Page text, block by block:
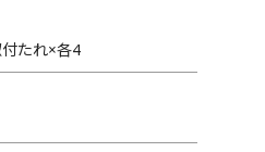
たれ×各4